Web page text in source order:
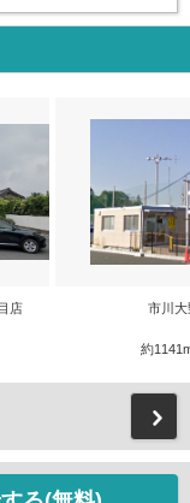
店 市川大
約